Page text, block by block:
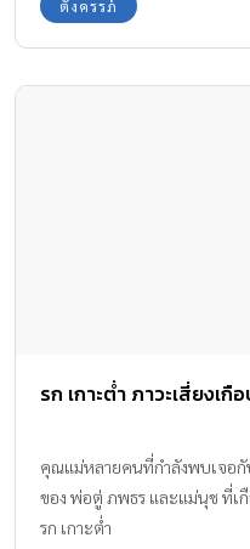
ตั้งครรภ์
รก เกาะต่ำ ภาวะเสี่ยงเกื
คุณแม่หลายคนที่กำลังพบเจอกั
ของ พ่อตู่ ภพธร และแม่นุช ที่เ
รก เกาะต่ำ